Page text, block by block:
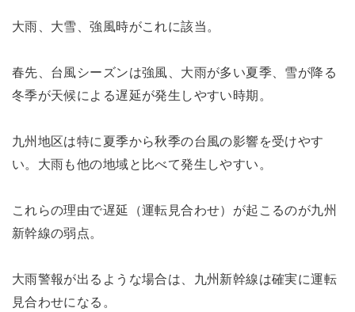
大雨、大雪、強風時がこれに該当。
春先、台風シーズンは強風、大雨が多い夏季、雪が降る
冬季が天候による遅延が発生しやすい時期。
九州地区は特に夏季から秋季の台風の影響を受けやす
い。大雨も他の地域と比べて発生しやすい。
これらの理由で遅延（運転見合わせ）が起こるのが九州
新幹線の弱点。
大雨警報が出るような場合は、九州新幹線は確実に運転
見合わせになる。